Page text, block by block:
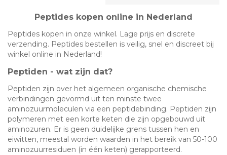
Peptides kopen online in Nederland
Peptides kopen in onze winkel. Lage prijs en discrete
verzending. Peptides bestellen is veilig, snel en discreet bij
winkel online in Nederland!
Peptiden - wat zijn dat?
Peptiden zijn over het algemeen organische chemische
verbindingen gevormd uit ten minste twee
aminozuurmoleculen via een peptidebinding. Peptiden zijn
polymeren met een korte keten die zijn opgebouwd uit
aminozuren. Er is geen duidelijke grens tussen hen en
eiwitten, meestal worden waarden in het bereik van 50-100
aminozuurresiduen (in één keten) gerapporteerd.